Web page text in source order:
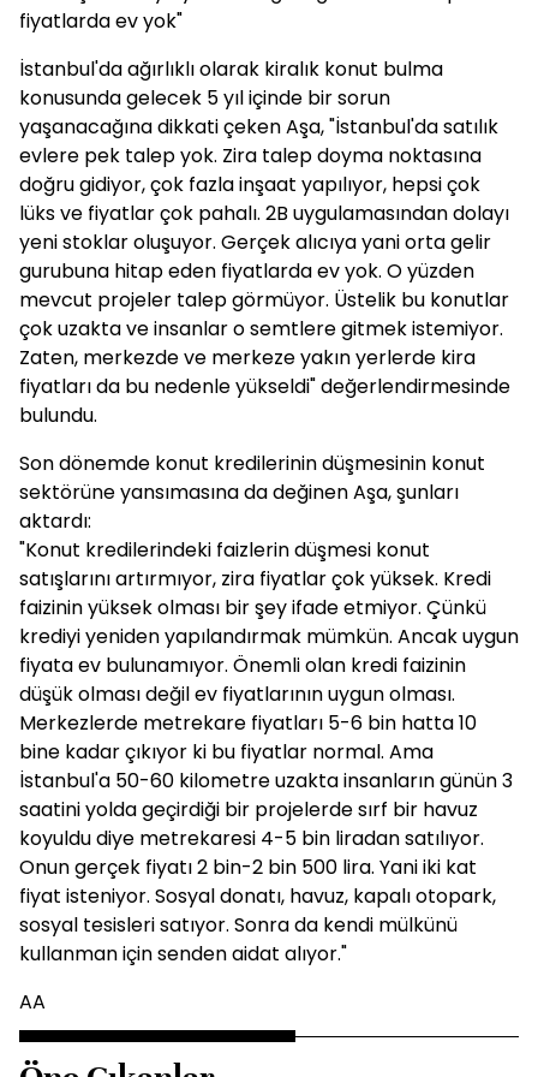
fiyatlarda ev yok"
İstanbul'da ağırlıklı olarak kiralık konut bulma
konusunda gelecek 5 yıl içinde bir sorun
yaşanacağına dikkati çeken Aşa, "İstanbul'da satılık
evlere pek talep yok. Zira talep doyma noktasına
doğru gidiyor, çok fazla inşaat yapılıyor, hepsi çok
lüks ve fiyatlar çok pahalı. 2B uygulamasından dolayı
yeni stoklar oluşuyor. Gerçek alıcıya yani orta gelir
gurubuna hitap eden fiyatlarda ev yok. O yüzden
mevcut projeler talep görmüyor. Üstelik bu konutlar
çok uzakta ve insanlar o semtlere gitmek istemiyor.
Zaten, merkezde ve merkeze yakın yerlerde kira
fiyatları da bu nedenle yükseldi" değerlendirmesinde
bulundu.
Son dönemde konut kredilerinin düşmesinin konut
sektörüne yansımasına da değinen Aşa, şunları
aktardı:
"Konut kredilerindeki faizlerin düşmesi konut
satışlarını artırmıyor, zira fiyatlar çok yüksek. Kredi
faizinin yüksek olması bir şey ifade etmiyor. Çünkü
krediyi yeniden yapılandırmak mümkün. Ancak uygun
fiyata ev bulunamıyor. Önemli olan kredi faizinin
düşük olması değil ev fiyatlarının uygun olması.
Merkezlerde metrekare fiyatları 5-6 bin hatta 10
bine kadar çıkıyor ki bu fiyatlar normal. Ama
İstanbul'a 50-60 kilometre uzakta insanların günün 3
saatini yolda geçirdiği bir projelerde sırf bir havuz
koyuldu diye metrekaresi 4-5 bin liradan satılıyor.
Onun gerçek fiyatı 2 bin-2 bin 500 lira. Yani iki kat
fiyat isteniyor. Sosyal donatı, havuz, kapalı otopark,
sosyal tesisleri satıyor. Sonra da kendi mülkünü
kullanman için senden aidat alıyor."
AA